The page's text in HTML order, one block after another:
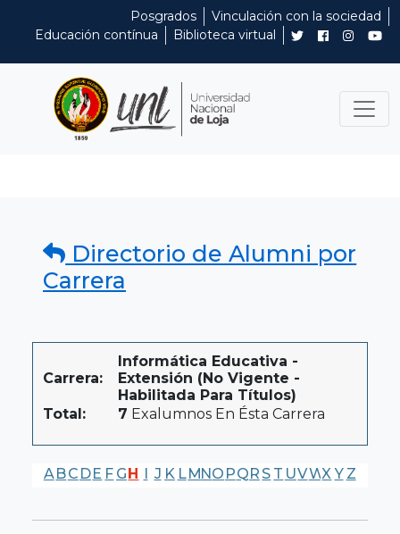
Posgrados
Vinculación con la sociedad
Educación contínua
Biblioteca virtual
Directorio de Alumni por
Carrera
Carrera:
Informática Educativa -
Extensión (No Vigente -
Habilitada Para Títulos)
Total:
7 Exalumnos En Ésta Carrera
A BC DE F GH I J K LMNO PQR S T UVWX Y Z